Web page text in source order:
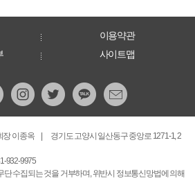
이용약관
사이트맵
장 이종옥
경기도 고양시 일산동구 중앙로 1271-1, 2
932-9975
수집되는 것을 거부하며, 위반시 정보통신망법에 의해